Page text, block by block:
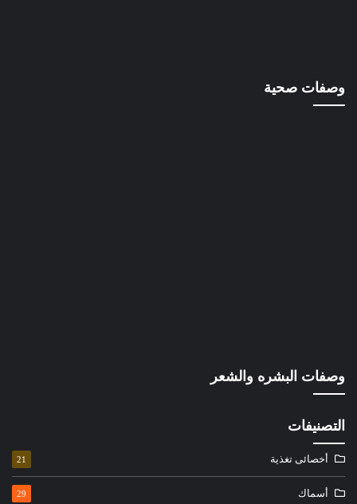
وصفات صحية
وصفات البشره والشعر
التصنيفات
أخصائى تغذية 21
أسماك 29